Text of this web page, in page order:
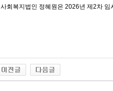
사회복지법인 정혜원은 2026년 제2차